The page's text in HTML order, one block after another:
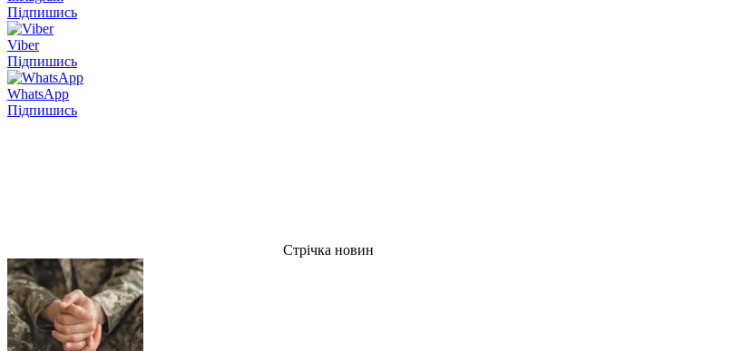
Підпишись
Viber
Підпишись
WhatsApp
Підпишись
Стрічка новин